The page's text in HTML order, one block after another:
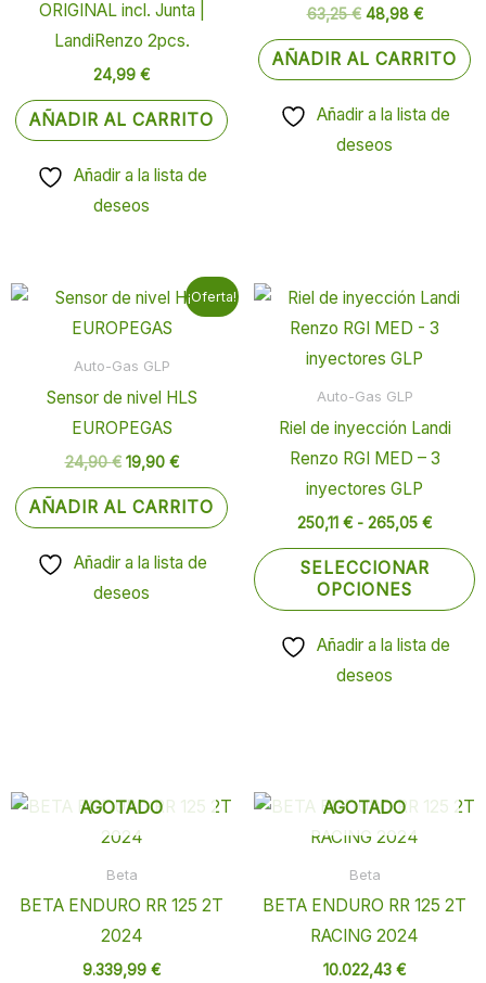
ORIGINAL incl. Junta |
LandiRenzo 2pcs.
24,99 €
AÑADIR AL CARRITO
Añadir a la lista de
deseos
63,25€ 48,98 €
AÑADIR AL CARRITO
Añadir a la lista de
deseos
¡Oferta!
Auto-Gas GLP
Sensor de nivel HLS
EUROPEGAS
24,90€
El
original
24,90 €.
19,90 €
El
precio
AÑADIR AL CARRITO
Añadir a la lista de
deseos
Auto-Gas GLP
Riel de inyección Landi
Renzo RGI MED – 3
inyectores GLP
250,11 € - 265,05 €
Rango
SELECCIONAR
OPCIONES
Añadir a la lista de
deseos
AGOTADO
Beta
BETA ENDURO RR 125 2T
2024
9.339,99 €
AGOTADO
Beta
BETA ENDURO RR 125 2T
RACING 2024
10.022,43 €